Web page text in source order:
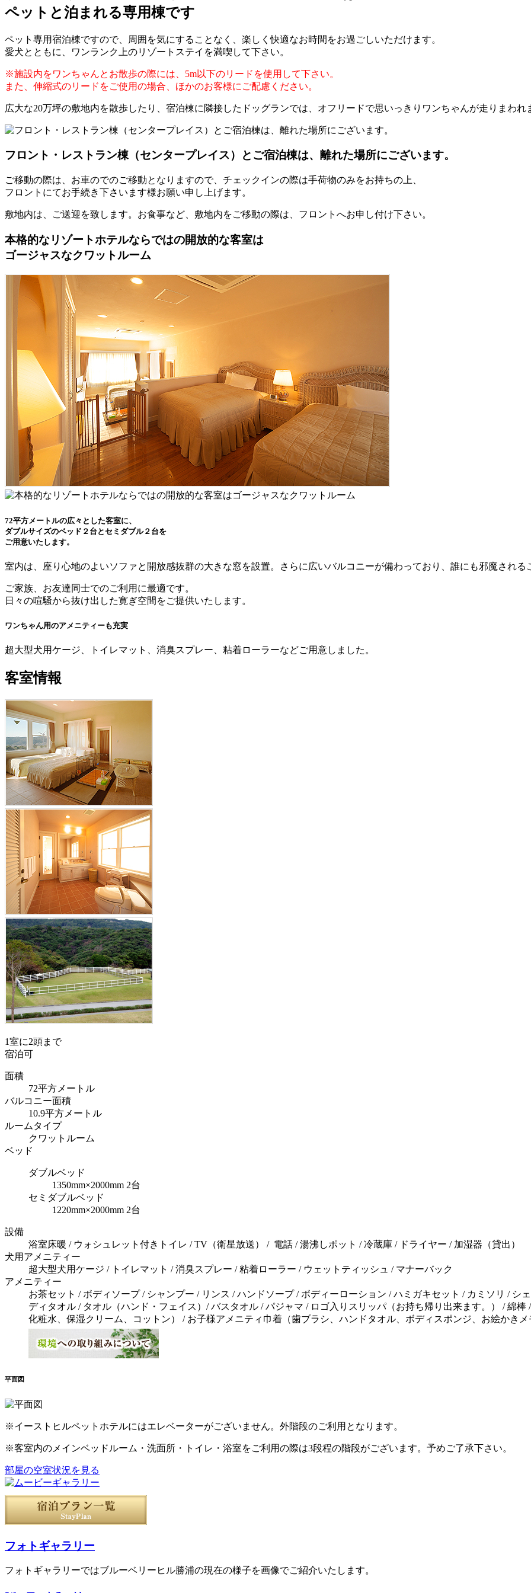
ペットと泊まれる専用棟です
ペット専用宿泊棟ですので、周囲を気にすることなく、楽しく快適なお時間をお過ごしいただけます。
愛犬とともに、ワンランク上のリゾートステイを満喫して下さい。
※施設内をワンちゃんとお散歩の際には、5m以下のリードを使用して下さい。
また、伸縮式のリードをご使用の場合、ほかのお客様にご配慮ください。
広大な20万坪の敷地内を散歩したり、宿泊棟に隣接したドッグランでは、オフリードで思いっきりワンちゃんが走りまわれ
フロント・レストラン棟（センタープレイス）とご宿泊棟は、離れた場所にございます。
ご移動の際は、お車のでのご移動となりますので、チェックインの際は手荷物のみをお持ちの上、
フロントにてお手続き下さいます様お願い申し上げます。
敷地内は、ご送迎を致します。お食事など、敷地内をご移動の際は、フロントへお申し付け下さい。
本格的なリゾートホテルならではの開放的な客室は
ゴージャスなクワットルーム
72平方メートルの広々とした客室に、
ダブルサイズのベッド２台とセミダブル２台を
ご用意いたします。
室内は、座り心地のよいソファと開放感抜群の大きな窓を設置。さらに広いバルコニーが備わっており、誰にも邪魔され
ご家族、お友達同士でのご利用に最適です。
日々の喧騒から抜け出した寛ぎ空間をご提供いたします。
ワンちゃん用のアメニティーも充実
超大型犬用ケージ、トイレマット、消臭スプレー、粘着ローラーなどご用意しました。
客室情報
1室に2頭まで
宿泊可
面積
72平方メートル
バルコニー面積
10.9平方メートル
ルームタイプ
クワットルーム
ベッド
ダブルベッド
1350mm×2000mm 2台
セミダブルベッド
1220mm×2000mm 2台
設備
浴室床暖 / ウォシュレット付きトイレ / TV（衛星放送） / 電話 / 湯沸しポット / 冷蔵庫 / ドライヤー / 加湿器（貸出）
犬用アメニティー
超大型犬用ケージ / トイレマット / 消臭スプレー / 粘着ローラー / ウェットティッシュ / マナーバック
アメニティー
お茶セット / ボディソープ / シャンプー / リンス / ハンドソープ / ボディーローション / ハミガキセット / カミソリ / シ
ディタオル / タオル（ハンド・フェイス）/ バスタオル / パジャマ / ロゴ入りスリッパ（お持ち帰り出来ます。） / 綿
化粧水、保湿クリーム、コットン） / お子様アメニティ巾着（歯ブラシ、ハンドタオル、ボディスポンジ、お絵かきメ
平面図
※イーストヒルペットホテルにはエレベーターがございません。外階段のご利用となります。
※客室内のメインベッドルーム・洗面所・トイレ・浴室をご利用の際は3段程の階段がございます。予めご了承下さい。
部屋の空室状況を見る
フォトギャラリー
フォトギャラリーではブルーベリーヒル勝浦の現在の様子を画像でご紹介いたします。